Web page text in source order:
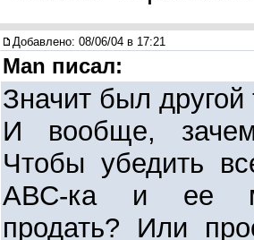
Добавлено: 08/06/04 в 17:21
Man писал:
Значит был
И вообще,
Чтобы убедить
АВС-ка и ее
продать? Или